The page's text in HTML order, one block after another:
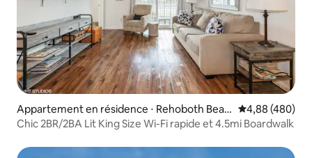
Appartement en résidence ⋅ Rehoboth Beac
h
Évaluation
4,88 (480)
Chic 2BR/2BA Lit King Size Wi-Fi rapide et 4.5mi Boardwalk